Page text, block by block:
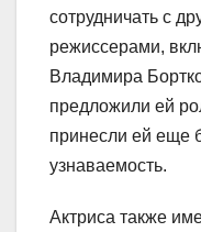
сотрудничать с
режиссерами,
Владимира
предложили ей
принесли ей еще
узнаваемость.
Актриса также